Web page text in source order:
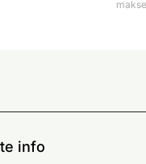
info